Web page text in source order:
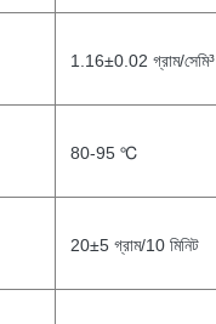
1.16±0.02 গ্রাম/সেমি³
80-95 ℃
20±5 গ্রাম/10 মিনিট